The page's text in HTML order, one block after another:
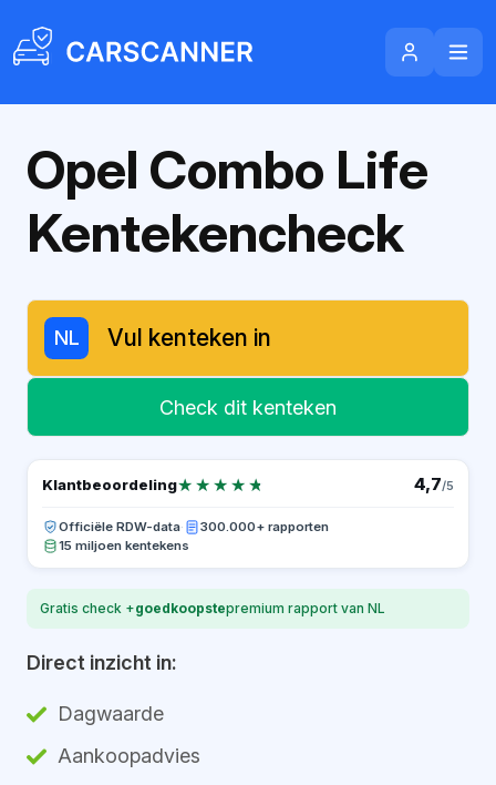
Opel Combo Life
Kentekencheck
NL
Check dit kenteken
Klantbeoordeling★★★★★
★★★★★ 4,7/5
Officiële RDW-data·
300.000+ rapporten
15 miljoen kentekens
Gratis check +goedkoopstepremium rapport van NL
Direct inzicht in:
Dagwaarde
Aankoopadvies